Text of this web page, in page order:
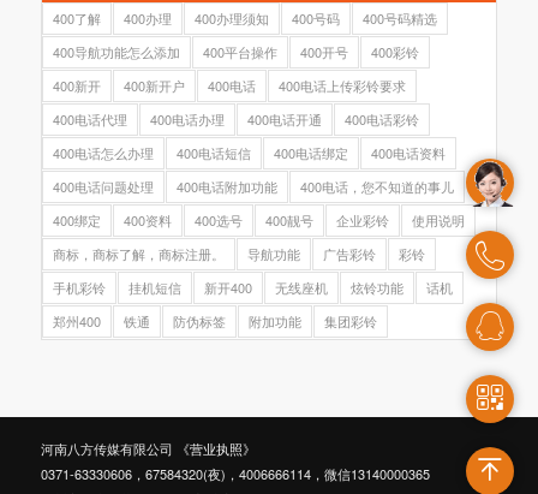
400了解 400办理 400办理须知 400号码
400号码精选
400导航功能怎么添加
400平台操作 400开号
400彩铃
400新开
400新开户 400电话
400电话上传彩铃要求
400电话代理
400电话办理 400电话开通
400电话彩铃
400电话怎么办理
400电话短信 400电话绑定
400电话资料
400电话问题处理
400电话附加功能
400电话，您不知道的事儿
400绑定
400资料 400选号 400靓号 企业彩铃
使用说明
商标，商标了解，商标注册。
导航功能 广告彩铃
彩铃
手机彩铃
挂机短信 新开400 无线座机 炫铃功能
话机
郑州400
铁通 防伪标签 附加功能 集团彩铃
河南八方传媒有限公司
《营业执照》
0371-63330606，67584320(夜)，4006666114，微信13140000365